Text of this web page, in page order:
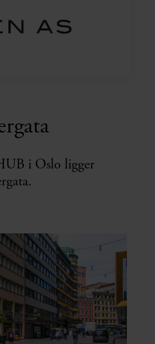
i Oslo ligger